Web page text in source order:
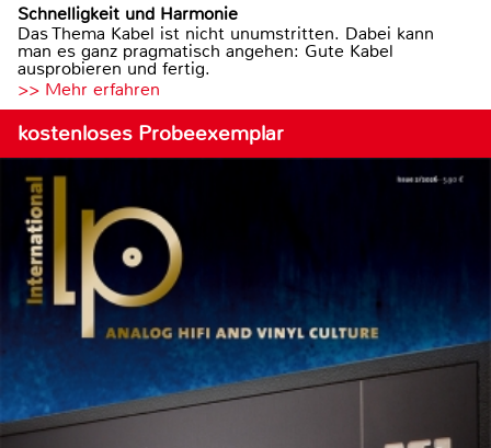
Schnelligkeit und Harmonie
Das Thema Kabel ist nicht unumstritten. Dabei kann
man es ganz pragmatisch angehen: Gute Kabel
ausprobieren und fertig.
>> Mehr erfahren
kostenloses Probeexemplar